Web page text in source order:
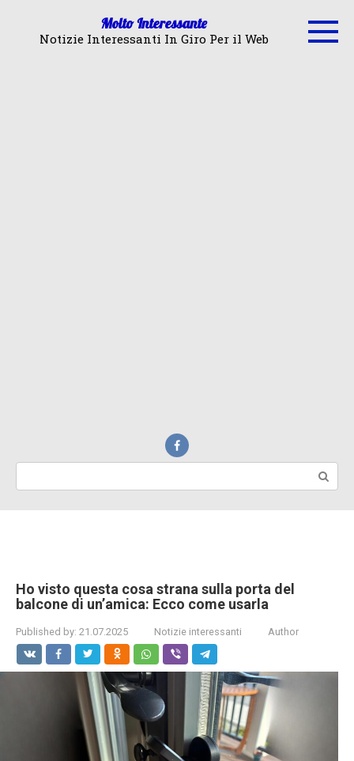
Molto Interessante
Notizie Interessanti In Giro Per il Web
Ho visto questa cosa strana sulla porta del
balcone di un’amica: Ecco come usarla
Published by: 21.07.2025 Notizie interessanti Author